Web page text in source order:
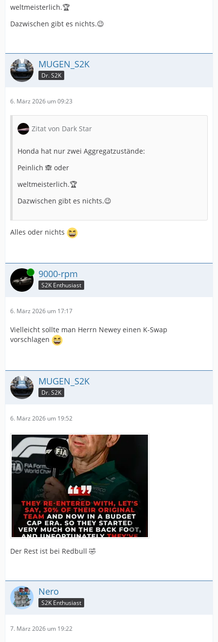
weltmeisterlich.🏆
Dazwischen gibt es nichts.😉
MUGEN_S2K
Dr. S2K
6. März 2026 um 09:23
Zitat von Dark Star
Honda hat nur zwei Aggregatzustände:
Peinlich 🙈 oder
weltmeisterlich.🏆
Dazwischen gibt es nichts.😉
Alles oder nichts
Online 9000-rpm
S2K Enthusiast
6. März 2026 um 17:17
Vielleicht sollte man Herrn Newey einen K-Swap
vorschlagen
MUGEN_S2K
Dr. S2K
6. März 2026 um 19:52
Der Rest ist bei Redbull 🤣
Nero
S2K Enthusiast
7. März 2026 um 19:22